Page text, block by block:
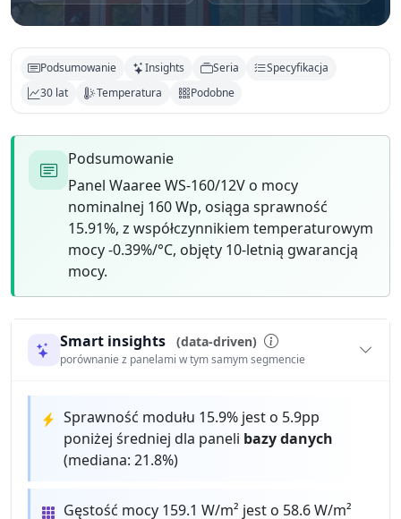
Podsumowanie Insights Seria
Specyfikacja
30 lat
Temperatura Podobne
Podsumowanie
Panel Waaree WS-160/12V o mocy
nominalnej 160 Wp, osiąga sprawność
15.91%, z współczynnikiem temperaturowym
mocy -0.39%/°C, objęty 10-letnią gwarancją
mocy.
Smart insights (data-driven)
porównanie z panelami w tym samym segmencie
Sprawność modułu 15.9% jest o 5.9pp
poniżej średniej dla paneli bazy danych
(mediana: 21.8%)
Gęstość mocy 159.1 W/m² jest o 58.6 W/m²